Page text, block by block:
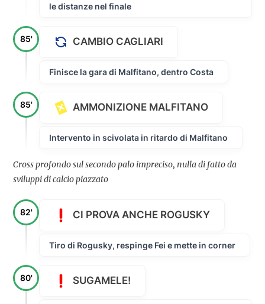
le distanze nel finale
85' CAMBIO CAGLIARI
Finisce la gara di Malfitano, dentro Costa
85' AMMONIZIONE MALFITANO
Intervento in scivolata in ritardo di Malfitano
Cross profondo sul secondo palo impreciso, nulla di fatto da
sviluppi di calcio piazzato
82' CI PROVA ANCHE ROGUSKY
Tiro di Rogusky, respinge Fei e mette in corner
80' SUGAMELE!